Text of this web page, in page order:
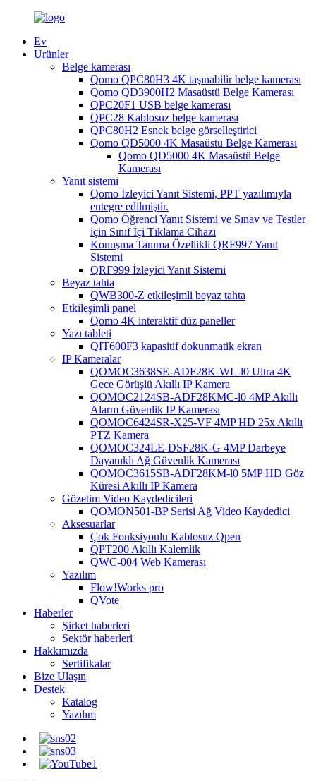
Ev
Ürünler
Belge kamerası
Qomo QPC80H3 4K taşınabilir belge kamerası
Qomo QD3900H2 Masaüstü Belge Kamerası
QPC20F1 USB belge kamerası
QPC28 Kablosuz belge kamerası
QPC80H2 Esnek belge görselleştirici
Qomo QD5000 4K Masaüstü Belge Kamerası
Qomo QD5000 4K Masaüstü Belge
Kamerası
Yanıt sistemi
Qomo İzleyici Yanıt Sistemi, PPT yazılımıyla
entegre edilmiştir.
Qomo Öğrenci Yanıt Sistemi ve Sınav ve Testler
için Sınıf İçi Tıklama Cihazı
Konuşma Tanıma Özellikli QRF997 Yanıt
Sistemi
QRF999 İzleyici Yanıt Sistemi
Beyaz tahta
QWB300-Z etkileşimli beyaz tahta
Etkileşimli panel
Qomo 4K interaktif düz paneller
Yazı tableti
QIT600F3 kapasitif dokunmatik ekran
IP Kameralar
QOMOC3638SE-ADF28K-WL-l0 ​​Ultra 4K
Gece Görüşlü Akıllı IP Kamera
QOMOC2124SB-ADF28KMC-l0 4MP Akıllı
Alarm Güvenlik IP Kamerası
QOMOC6424SR-X25-VF 4MP HD 25x Akıllı
PTZ Kamera
QOMOC324LE-DSF28K-G 4MP Darbeye
Dayanıklı Ağ Güvenlik Kamerası
QOMOC3615SB-ADF28KM-l0 5MP HD Göz
Küresi Akıllı IP Kamera
Gözetim Video Kaydedicileri
QOMON501-BP Serisi Ağ Video Kaydedici
Aksesuarlar
Çok Fonksiyonlu Kablosuz Qpen
QPT200 Akıllı Kalemlik
QWC-004 Web Kamerası
Yazılım
Flow!Works pro
QVote
Haberler
Şirket haberleri
Sektör haberleri
Hakkımızda
Sertifikalar
Bize Ulaşın
Destek
Katalog
Yazılım